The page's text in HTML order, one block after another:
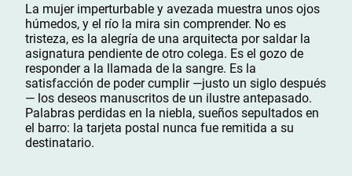
La mujer imperturbable y avezada muestra unos ojos
húmedos, y el río la mira sin comprender. No es
tristeza, es la alegría de una arquitecta por saldar la
asignatura pendiente de otro colega. Es el gozo de
responder a la llamada de la sangre. Es la
satisfacción de poder cumplir —justo un siglo después
— los deseos manuscritos de un ilustre antepasado.
Palabras perdidas en la niebla, sueños sepultados en
el barro: la tarjeta postal nunca fue remitida a su
destinatario.